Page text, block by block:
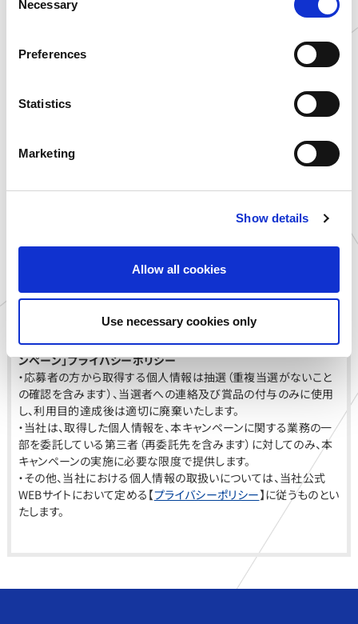
Necessary
Preferences
Statistics
Marketing
Show details
Allow all cookies
Use necessary cookies only
③公序良俗に反する行為
⑥その他当社が不適切であると合理的に判断する行為
・賞品の発送は日本国内に限らせていただきます。
・当社は、本キャンペーンに関して応募者に損害が生じた場合であ
ん。
て応募者に損害が生じた場合、当社は、債務不履行、不法行為そ
の他の請求原因を問わず、応募者に現実に生じた直接かつ通常の
・本キャンペーン及び本規約に関する事項については、日本法を準
拠法とし、本キャンペーンに関する紛争については、東京地方裁判
■「カプセルラボ静岡店」オープン記念フォロー＆リツイート キャ
ンペーン」プライバシーポリシー
・応募者の方から取得する個人情報は抽選（重複当選がないこと
の確認を含みます）、当選者への連絡及び賞品の付与のみに使用
し、利用目的達成後は適切に廃棄いたします。
・当社は、取得した個人情報を、本キャンペーンに関する業務の一
部を委託している第三者（再委託先を含みます）に対してのみ、本
キャンペーンの実施に必要な限度で提供します。
・その他、当社における個人情報の取扱いについては、当社公式
WEBサイトにおいて定める【プライバシーポリシー】に従うものとい
たします。